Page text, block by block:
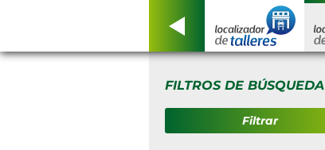
FILTROS DE BÚSQUEDA
Filtrar